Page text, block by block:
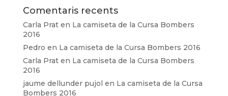
Comentaris recents
Carla Praten La camiseta de la Cursa Bombers
2016
Pedro en La camiseta de la Cursa Bombers 2016
Carla Praten La camiseta de la Cursa Bombers
2016
jaume dellunder pujol en La camiseta de la Cursa
Bombers 2016